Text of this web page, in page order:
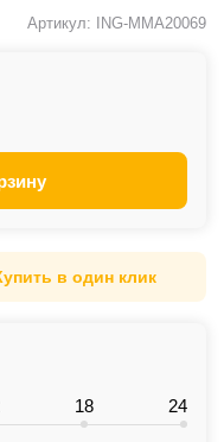
Артикул: ING-MMA20069
в один клик
18 24